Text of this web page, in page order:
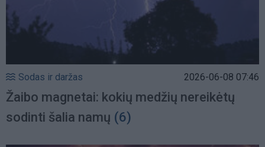
Sodas ir daržas 2026-06-08 07:46
Žaibo magnetai: kokių medžių nereikėtų
sodinti šalia namų (6)